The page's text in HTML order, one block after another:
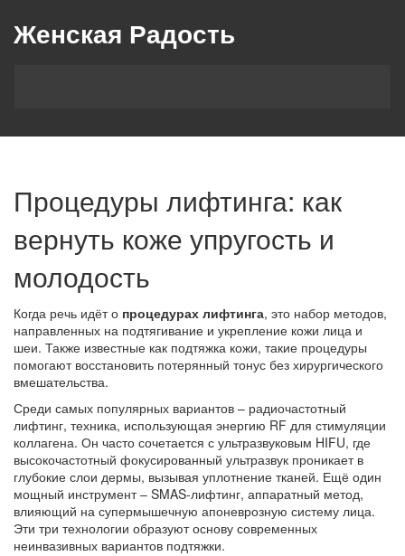
Женская Радость
Процедуры лифтинга: как
вернуть коже упругость и
молодость
Когда речь идёт о процедурах лифтинга, это набор методов,
направленных на подтягивание и укрепление кожи лица и
шеи. Также известные как подтяжка кожи, такие процедуры
помогают восстановить потерянный тонус без хирургического
вмешательства.
Среди самых популярных вариантов – радиочастотный
лифтинг, техника, использующая энергию RF для стимуляции
коллагена. Он часто сочетается с ультразвуковым HIFU, где
высокочастотный фокусированный ультразвук проникает в
глубокие слои дермы, вызывая уплотнение тканей. Ещё один
мощный инструмент – SMAS‑лифтинг, аппаратный метод,
влияющий на супермышечную апоневрозную систему лица.
Эти три технологии образуют основу современных
неинвазивных вариантов подтяжки.